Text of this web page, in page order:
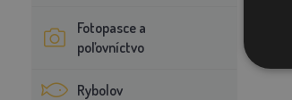
Fotopasce a
poľovníctvo
Rybolov